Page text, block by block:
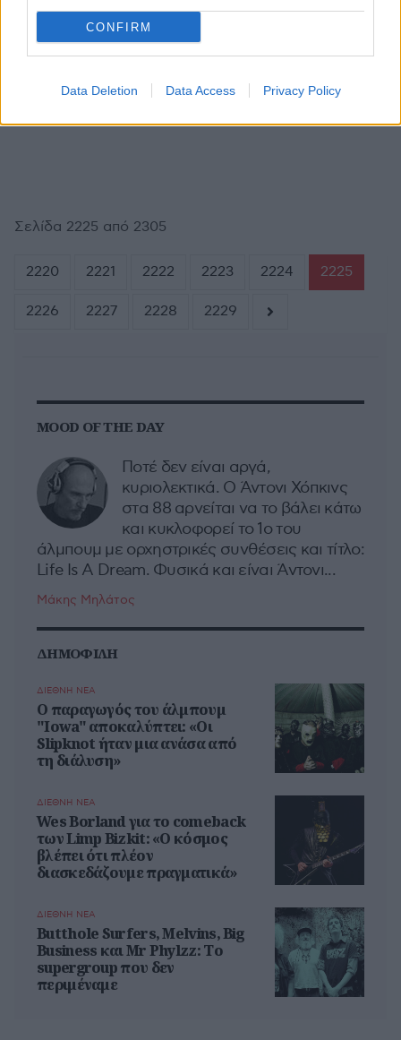
CONFIRM
Data Deletion Data Access Privacy Policy
Wax Tailor Band & Guts την Παρασκευή 26
Σελίδα 2225 από 2305
2220 2221 2222 2223 2224 2225
2226 2227 2228 2229
MOOD OF THE DAY
Ποτέ δεν είναι αργά,
κυριολεκτικά. Ο Άντονι Χόπκινς
στα 88 αρνείται να το βάλει κάτω
και κυκλοφορεί το 1ο του
άλμπουμ με ορχηστρικές συνθέσεις και τίτλο:
Life Is A Dream. Φυσικά και είναι Άντονι...
Μάκης Μηλάτος
ΔΗΜΟΦΙΛΗ
ΔΙΕΘΝΗ ΝΕΑ
Ο παραγωγός του άλμπουμ
"Iowa" αποκαλύπτει: «Οι
Slipknot ήταν μια ανάσα από
τη διάλυση»
ΔΙΕΘΝΗ ΝΕΑ
Wes Borland για το comeback
των Limp Bizkit: «Ο κόσμος
βλέπει ότι πλέον
διασκεδάζουμε πραγματικά»
ΔΙΕΘΝΗ ΝΕΑ
Butthole Surfers, Melvins, Big
Business και Mr Phylzz: Το
supergroup που δεν
περιμέναμε